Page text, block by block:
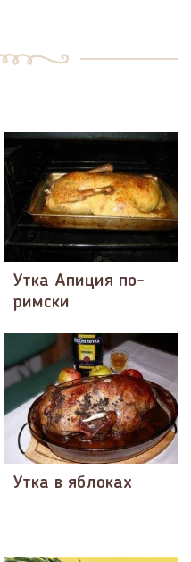
Утка Апиция по-
римски
Утка в яблоках